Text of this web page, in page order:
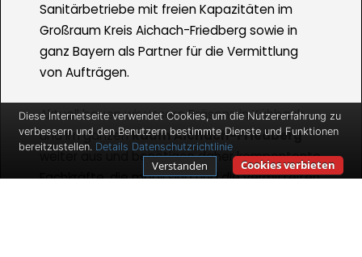
Sanitärbetriebe mit freien Kapazitäten im
Großraum Kreis Aichach-Friedberg sowie in
ganz Bayern als Partner für die Vermittlung
von Aufträgen.
Aktuell bauen wir unsere Präsenz in Kühbach
und im ganzenRaum Aichach-Friedberg
weiter aus und benötigen daher kompentente
Fachkräfte, die mobil sind und die vermittelten
Diese Internetseite verwendet Cookies, um die Nutzererfahrung zu
verbessern und den Benutzern bestimmte Dienste und Funktionen
bereitzustellen. Details Datenschutzrichtlinie
Cookies verbieten
Verstanden